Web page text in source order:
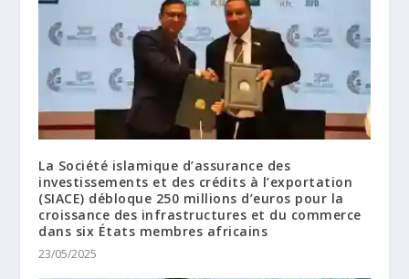
La Société islamique d’assurance des
investissements et des crédits à l’exportation
(SIACE) débloque 250 millions d’euros pour la
croissance des infrastructures et du commerce
dans six États membres africains
23/05/2025